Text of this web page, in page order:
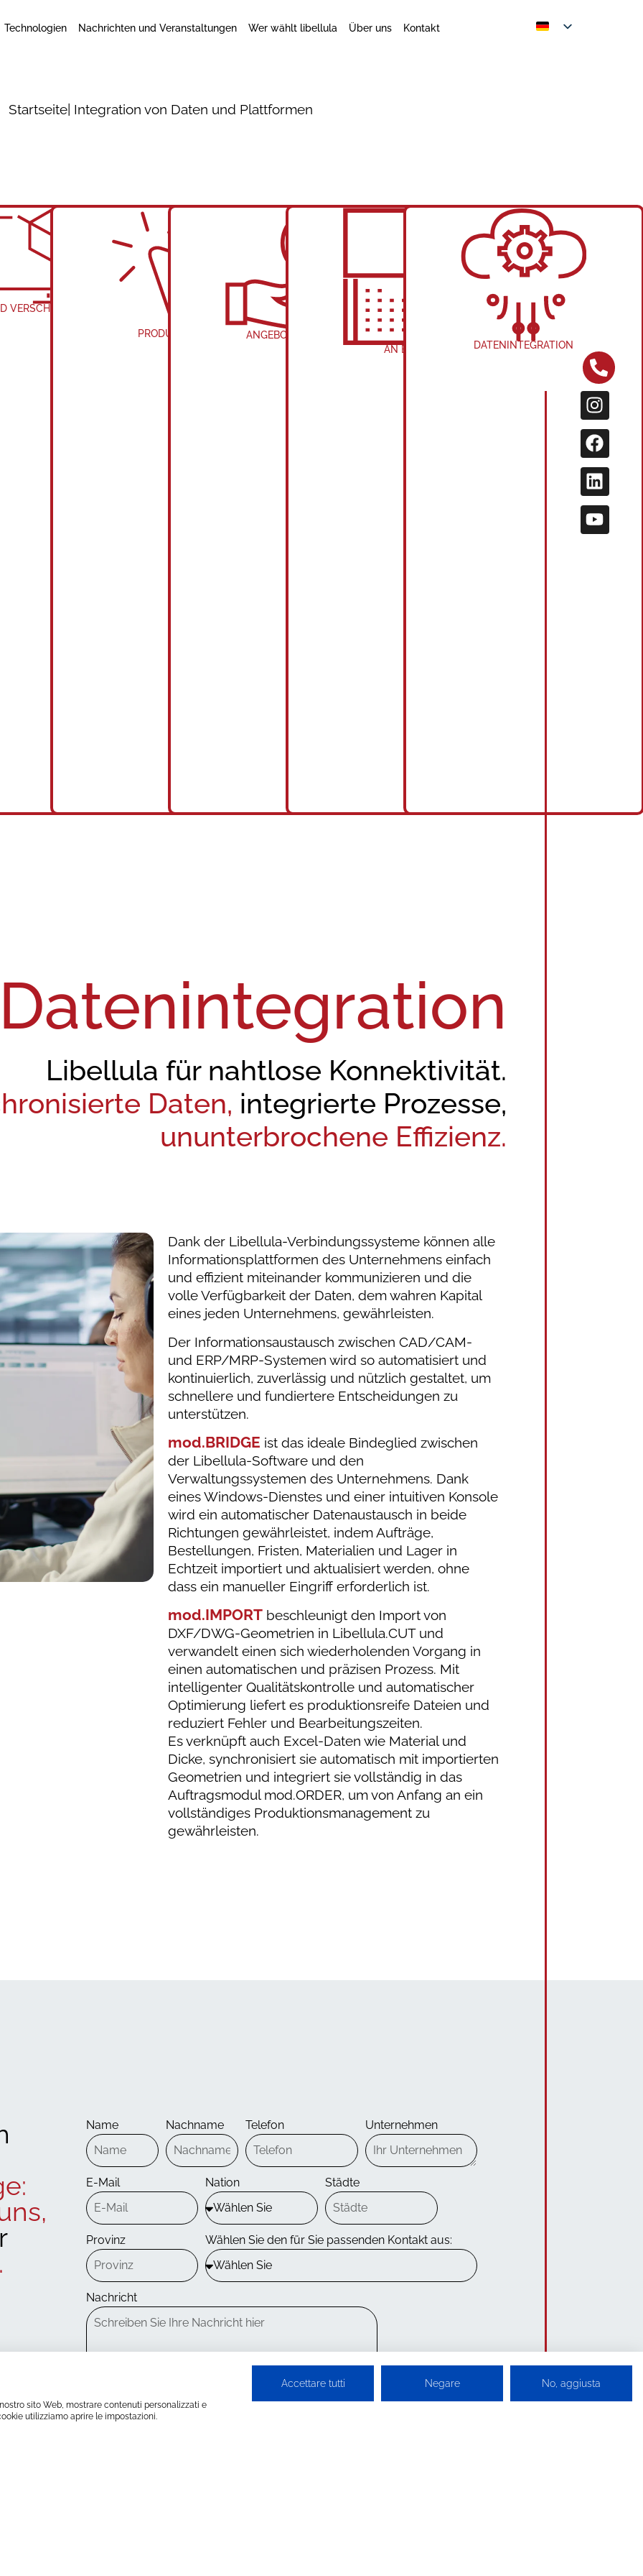
Technologien Nachrichten und Veranstaltungen Wer wählt libellula Über uns Kontakt
Startseite | Integration von Daten und Plattformen
VERSCHACHTELUNG
PRODUKTION
ANGEBOTE & ERP
AN BORD
DATENINTEGRATION
Libellula für nahtlose Konnektivität.
Daten, integrierte Prozesse,
ununterbrochene Effizienz.
Dank der Libellula-Verbindungssysteme können alle
Informationsplattformen des Unternehmens einfach
und effizient miteinander kommunizieren und die
volle Verfügbarkeit der Daten, dem wahren Kapital
eines jeden Unternehmens, gewährleisten.
Der Informationsaustausch zwischen CAD/CAM-
und ERP/MRP-Systemen wird so automatisiert und
kontinuierlich, zuverlässig und nützlich gestaltet, um
schnellere und fundiertere Entscheidungen zu
unterstützen.
mod.BRIDGE ist das ideale Bindeglied zwischen
der Libellula-Software und den
Verwaltungssystemen des Unternehmens. Dank
eines Windows-Dienstes und einer intuitiven Konsole
wird ein automatischer Datenaustausch in beide
Richtungen gewährleistet, indem Aufträge,
Bestellungen, Fristen, Materialien und Lager in
Echtzeit importiert und aktualisiert werden, ohne
dass ein manueller Eingriff erforderlich ist.
mod.IMPORT beschleunigt den Import von
DXF/DWG-Geometrien in Libellula.CUT und
verwandelt einen sich wiederholenden Vorgang in
einen automatischen und präzisen Prozess. Mit
intelligenter Qualitätskontrolle und automatischer
Optimierung liefert es produktionsreife Dateien und
reduziert Fehler und Bearbeitungszeiten.
Es verknüpft auch Excel-Daten wie Material und
Dicke, synchronisiert sie automatisch mit importierten
Geometrien und integriert sie vollständig in das
Auftragsmodul mod.ORDER, um von Anfang an ein
vollständiges Produktionsmanagement zu
gewährleisten.
Name Nachname Telefon Unternehmen
E-Mail Nation Städte
Provinz Wählen Sie den für Sie passenden Kontakt aus:
Nachricht
Senden
sito Web, mostrare contenuti personalizzati e
utilizziamo aprire le impostazioni.
Accettare tutti Negare No, aggiusta